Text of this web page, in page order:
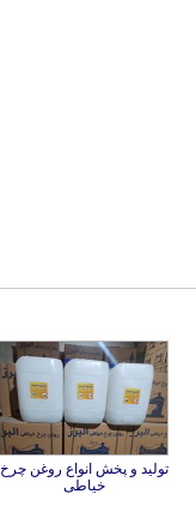
تولید و پخش انواع روغن چرخ
خیاطی